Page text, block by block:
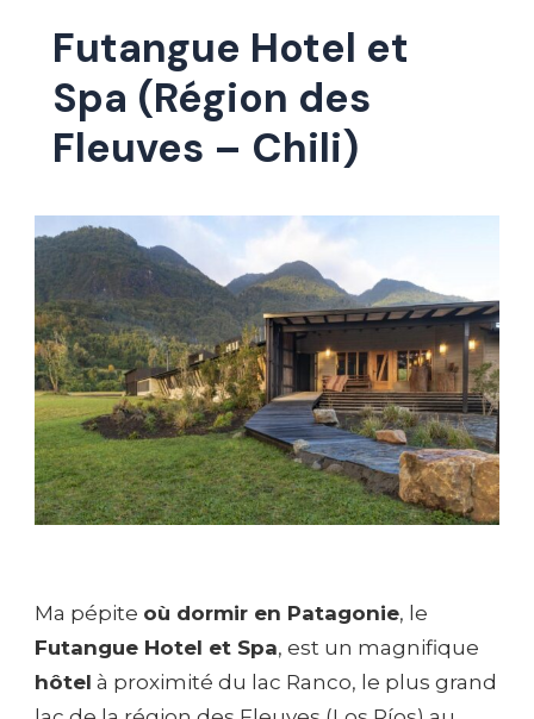
Futangue Hotel et
Spa (Région des
Fleuves – Chili)
Ma pépite où dormir en Patagonie, le
Futangue Hotel et Spa, est un magnifique
hôtel à proximité du lac Ranco, le plus grand